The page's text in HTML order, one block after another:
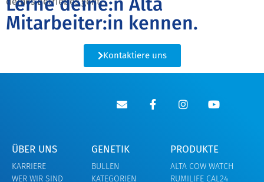
Mitarbeiter:in kennen.
Kontaktiere uns
ÜBER UNS
KARRIERE
WER WIR SIND
GENETIK
BULLEN
KATEGORIEN
PRODUKTE
ALTA COW WATCH
RUMILIFE CAL24